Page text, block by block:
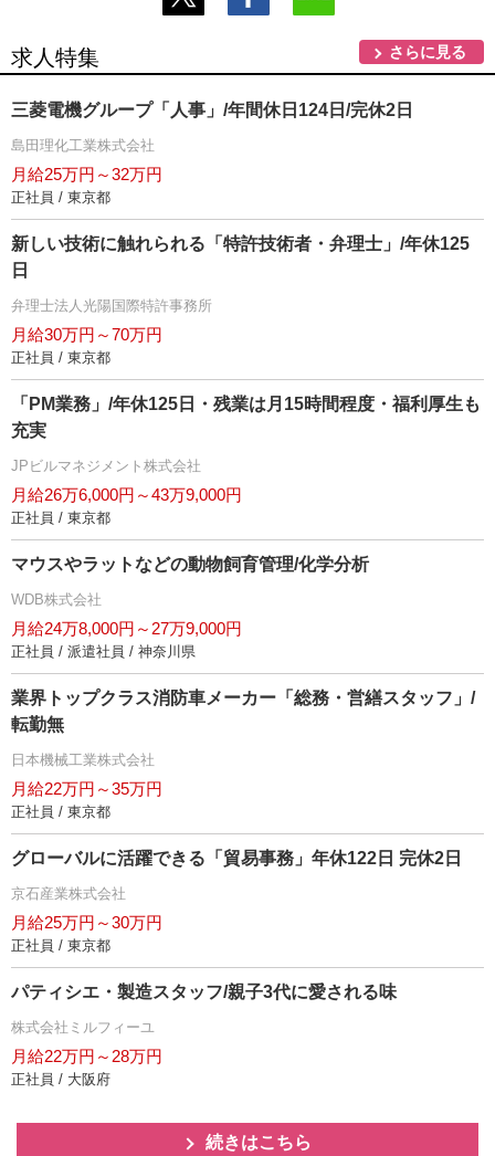
求人特集 さらに見る
三菱電機グループ「人事」/年間休日124日/完休2日
島田理化工業株式会社
月給25万円～32万円
正社員 / 東京都
新しい技術に触れられる「特許技術者・弁理士」/年休125
日
弁理士法人光陽国際特許事務所
月給30万円～70万円
正社員 / 東京都
「PM業務」/年休125日・残業は月15時間程度・福利厚生も
充実
JPビルマネジメント株式会社
月給26万6,000円～43万9,000円
正社員 / 東京都
マウスやラットなどの動物飼育管理/化学分析
WDB株式会社
月給24万8,000円～27万9,000円
正社員 / 派遣社員 / 神奈川県
業界トップクラス消防車メーカー「総務・営繕スタッフ」/
転勤無
日本機械工業株式会社
月給22万円～35万円
正社員 / 東京都
グローバルに活躍できる「貿易事務」年休122日 完休2日
京石産業株式会社
月給25万円～30万円
正社員 / 東京都
パティシエ・製造スタッフ/親子3代に愛される味
株式会社ミルフィーユ
月給22万円～28万円
正社員 / 大阪府
続きはこちら